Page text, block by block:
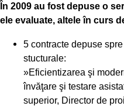
În 2009 au fost depuse o
ele evaluate, altele în curs
5 contracte depuse
stucturale:
»Eficientizarea şi
învăţare şi testare
superior, Director de